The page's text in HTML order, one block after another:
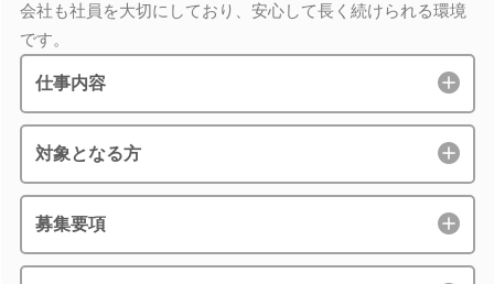
会社も社員を大切にしており、安心して長く続けられる環境
です。
仕事内容
対象となる方
募集要項